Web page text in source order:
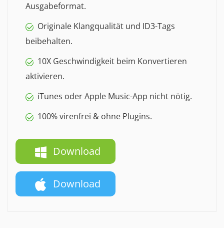
Ausgabeformat.
Originale Klangqualität und ID3-Tags
beibehalten.
10X Geschwindigkeit beim Konvertieren
aktivieren.
iTunes oder Apple Music-App nicht nötig.
100% virenfrei & ohne Plugins.
Download
Download